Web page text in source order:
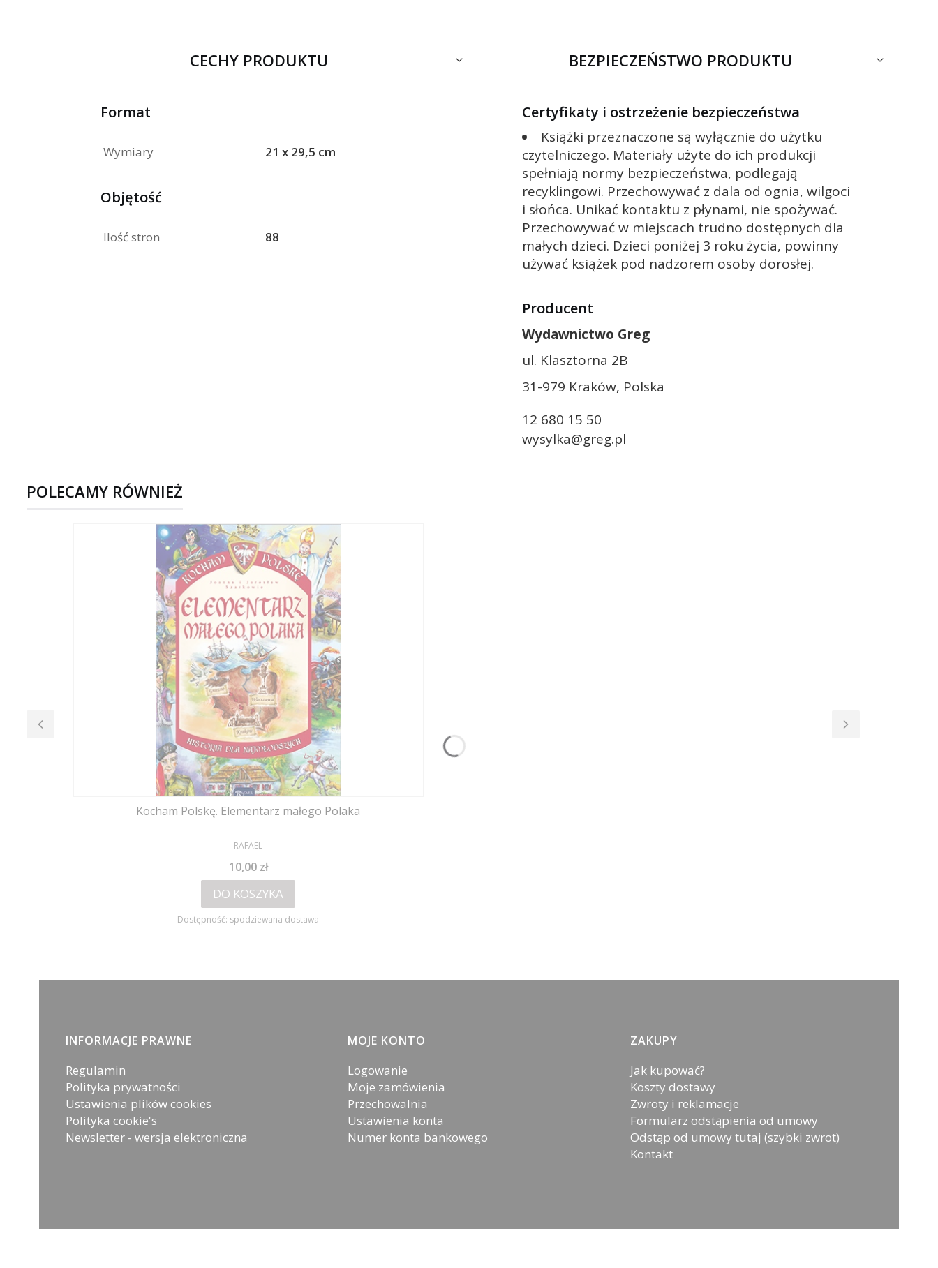
CECHY PRODUKTU
Format
Wymiary 21 x 29,5 cm
Objętość
Ilość stron 88
BEZPIECZEŃSTWO PRODUKTU
Certyfikaty i ostrzeżenie bezpieczeństwa
Książki przeznaczone są wyłącznie do użytku
czytelniczego. Materiały użyte do ich produkcji
spełniają normy bezpieczeństwa, podlegają
recyklingowi. Przechowywać z dala od ognia, wilgoci
i słońca. Unikać kontaktu z płynami, nie spożywać.
Przechowywać w miejscach trudno dostępnych dla
małych dzieci. Dzieci poniżej 3 roku życia, powinny
używać książek pod nadzorem osoby dorosłej.
Producent
Wydawnictwo Greg
ul. Klasztorna 2B
31-979 Kraków, Polska
12 680 15 50
wysylka@greg.pl
POLECAMY RÓWNIEŻ
Kocham Polskę. Elementarz małego Polaka
PRODUCENT
RAFAEL
Cena
10,00 zł
DO KOSZYKA
Dostępność: spodziewana dostawa
Linki w stopce
INFORMACJE PRAWNE
Regulamin
Polityka prywatności
Ustawienia plików cookies
Polityka cookie's
Newsletter - wersja elektroniczna
MOJE KONTO
Logowanie
Moje zamówienia
Przechowalnia
Ustawienia konta
Numer konta bankowego
ZAKUPY
Jak kupować?
Koszty dostawy
Zwroty i reklamacje
Formularz odstąpienia od umowy
Odstąp od umowy tutaj (szybki zwrot)
Kontakt